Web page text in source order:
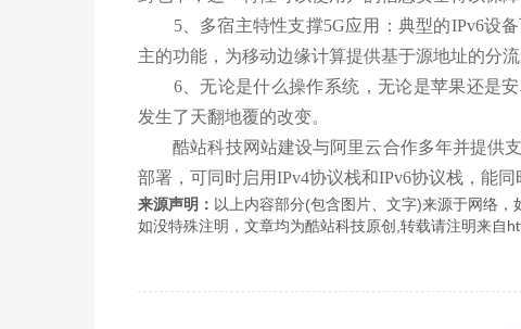
5、多宿主特性支撑5G应用：典型的IPv6设备
主的功能，为移动边缘计算提供基于源地址的分流
6、无论是什么操作系统，无论是苹果还是安
发生了天翻地覆的改变。
酷站科技网站建设与阿里云合作多年并提供支
部署，可同时启用IPv4协议栈和IPv6协议栈，能同
来源声明： 以上内容部分(包含图片、文字)来源于网络
如没特殊注明，文章均为酷站科技原创,转载请注明来自